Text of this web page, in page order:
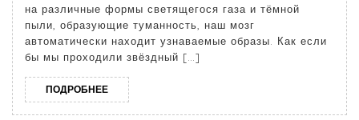
на различные формы светящегося газа и тёмной
пыли, образующие туманность, наш мозг
автоматически находит узнаваемые образы. Как если
бы мы проходили звёздный […]
ПОДРОБНЕЕ